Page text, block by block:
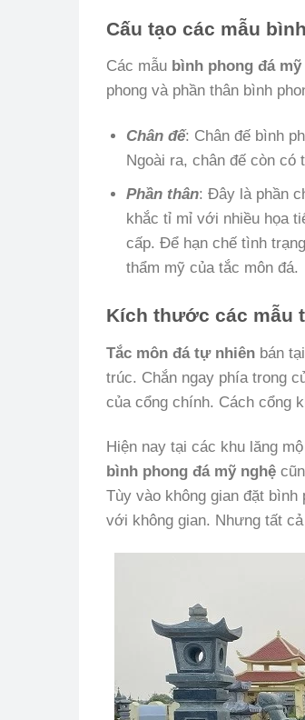
Cấu tạo các mẫu
Các mẫu bình phong đá mỹ
phong và phần thân bình
Chân đế: Chân đế bình
Ngoài ra, chân đế còn có
Phần thân: Đây là phần
khắc tỉ mỉ với nhiều họa
cấp. Để hạn chế tình
thẩm mỹ của tắc môn đá.
Kích thước các mẫu
Tắc môn đá tự nhiên bán
trúc. Chắn ngay phía trong
của cổng chính. Cách cổng
Hiện nay tại các khu lăng
bình phong đá mỹ nghệ
Tùy vào không gian đặt
với không gian. Nhưng tất